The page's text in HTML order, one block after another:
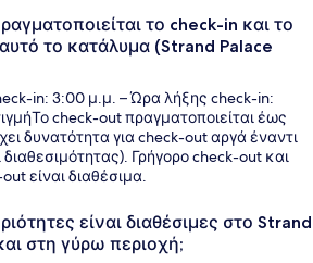
το check-in και το
το κατάλυμα (Strand Palace
in: 3:00 μ.μ. – Ώρα λήξης check-in:
check-out πραγματοποιείται έως
δυνατότητα για check-out αργά έναντι
Γρήγορο check-out και
είναι διαθέσιμα.
είναι διαθέσιμες στο Strand
στη γύρω περιοχή;